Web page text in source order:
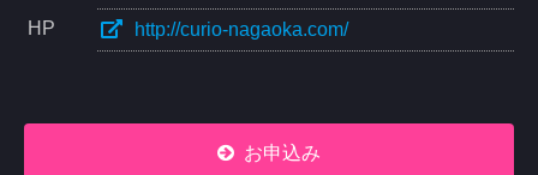
HP
http://curio-nagaoka.com/
お申込み